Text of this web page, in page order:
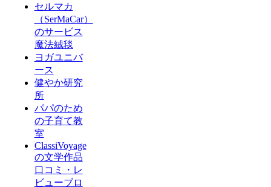
セルマカ
（SerMaCar）
のサービス
魔法絨毯
ヨガユニバ
ース
健やか研究
所
パパのため
の子育て教
室
ClassiVoyage
の文学作品
口コミ・レ
ビューブロ